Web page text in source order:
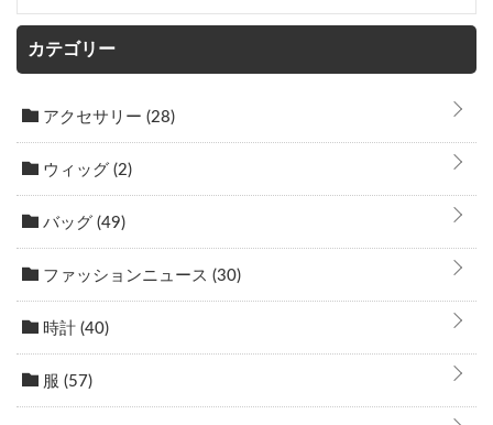
カテゴリー
アクセサリー (28)
ウィッグ (2)
バッグ (49)
ファッションニュース (30)
時計 (40)
服 (57)